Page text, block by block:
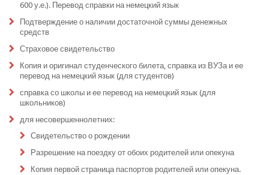
600 у.е.). Перевод справки на немецкий язык
Подтверждение о наличии достаточной суммы денежных
средств
Страховое свидетельство
Копия и оригинал студенческого билета, справка из ВУЗа и ее
перевод на немецкий язык (для студентов)
справка со школы и ее перевод на немецкий язык (для
школьников)
для несовершеннолетних:
Свидетельство о рождении
Разрешение на поездку от обоих родителей или опекуна
Копия первой страница паспортов родителей или опекуна.